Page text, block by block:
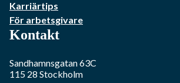
Karriärtips
För arbetsgivare
Kontakt
Sandhamnsgatan 63C
115 28 Stockholm